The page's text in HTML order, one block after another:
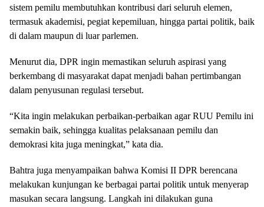
sistem pemilu membutuhkan kontribusi dari seluruh elemen,
termasuk akademisi, pegiat kepemiluan, hingga partai politik, baik
di dalam maupun di luar parlemen.
Menurut dia, DPR ingin memastikan seluruh aspirasi yang
berkembang di masyarakat dapat menjadi bahan pertimbangan
dalam penyusunan regulasi tersebut.
“Kita ingin melakukan perbaikan-perbaikan agar RUU Pemilu ini
semakin baik, sehingga kualitas pelaksanaan pemilu dan
demokrasi kita juga meningkat,” kata dia.
Bahtra juga menyampaikan bahwa Komisi II DPR berencana
melakukan kunjungan ke berbagai partai politik untuk menyerap
masukan secara langsung. Langkah ini dilakukan guna